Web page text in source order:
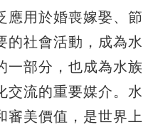
應用於婚喪嫁娶、節
的社會活動，成為水
一部分，也成為水族
交流的重要媒介。水
審美價值，是世界上